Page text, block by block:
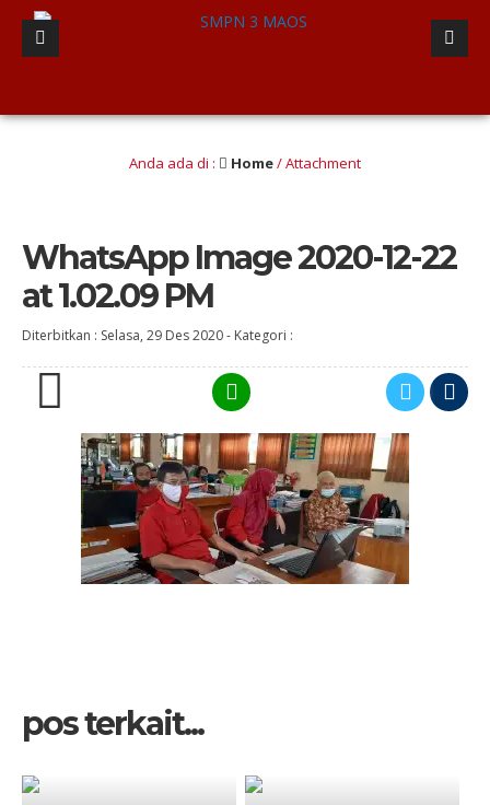
Anda ada di : Home/ Attachment
WhatsApp Image 2020-12-22
at 1.02.09 PM
Diterbitkan : Selasa, 29 Des 2020- Kategori :
pos terkait...